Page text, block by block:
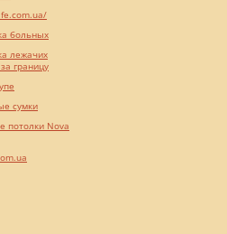
больных
лежачих
границу
сумки
потолки Nova